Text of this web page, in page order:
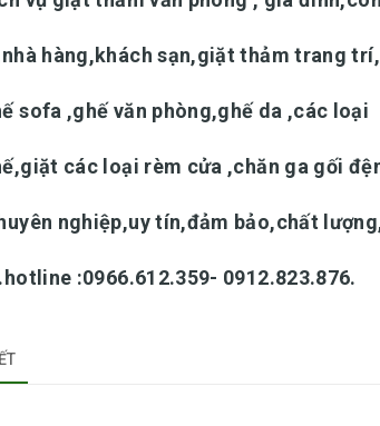
hàng,khách sạn,giặt thảm trang
sofa ,ghế văn phòng,ghế da ,các loại
các loại rèm cửa ,chăn ga gối
nghiệp,uy tín,đảm bảo,chất
:0966.612.359- 0912.823.876.